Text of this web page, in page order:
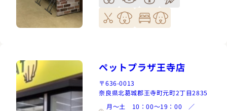
ペットプラザ王寺店
〒636-0013
奈良県北葛城郡王寺町元町2丁目2835
月～土 10：00～19：00 ／